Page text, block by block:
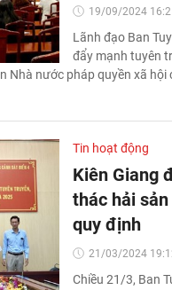
19/09/2024
Lãnh đạo Ban
đẩy mạnh tuyên
Nhà nước pháp quyền xã
Tin hoạt động
Kiên Giang
thác hải
quy định
21/03/2024
Chiều 21/3, Ban